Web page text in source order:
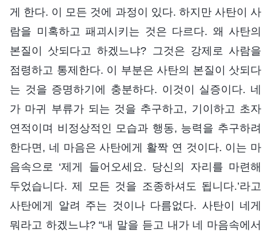
게 한다. 이 모든 것에 과정이 있다. 하지만 사탄이 사
람을 미혹하고 패괴시키는 것은 다르다. 왜 사탄의
본질이 삿되다고 하겠느냐? 그것은 강제로 사람을
점령하고 통제한다. 이 부분은 사탄의 본질이 삿되다
는 것을 증명하기에 충분하다. 이것이 실증이다. 네
가 마귀 부류가 되는 것을 추구하고, 기이하고 초자
연적이며 비정상적인 모습과 행동, 능력을 추구하려
한다면, 네 마음은 사탄에게 활짝 연 것이다. 이는 마
음속으로 ‘제게 들어오세요. 당신의 자리를 마련해
두었습니다. 제 모든 것을 조종하셔도 됩니다.’라고
사탄에게 알려 주는 것이나 다름없다. 사탄이 네게
뭐라고 하겠느냐? “내 말을 듣고 내가 네 마음속에서